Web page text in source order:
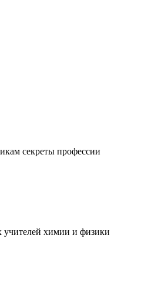
секреты профессии
учителей химии и физики